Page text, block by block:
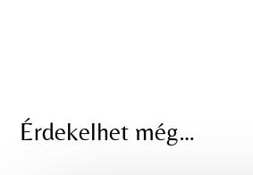
Érdekelhet még…